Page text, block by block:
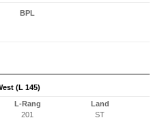
BPL
(L 145)
L-Rang
201
Land
ST